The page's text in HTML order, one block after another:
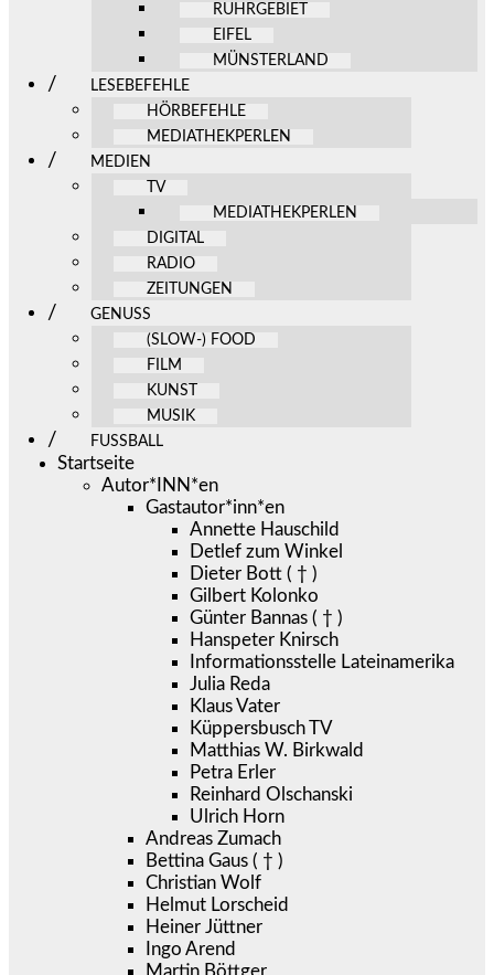
RUHRGEBIET
EIFEL
MÜNSTERLAND
LESEBEFEHLE
HÖRBEFEHLE
MEDIATHEKPERLEN
MEDIEN
TV
MEDIATHEKPERLEN
DIGITAL
RADIO
ZEITUNGEN
GENUSS
(SLOW-) FOOD
FILM
KUNST
MUSIK
FUSSBALL
Startseite
Autor*INN*en
Gastautor*inn*en
Annette Hauschild
Detlef zum Winkel
Dieter Bott ( † )
Gilbert Kolonko
Günter Bannas ( † )
Hanspeter Knirsch
Informationsstelle Lateinamerika
Julia Reda
Klaus Vater
Küppersbusch TV
Matthias W. Birkwald
Petra Erler
Reinhard Olschanski
Ulrich Horn
Andreas Zumach
Bettina Gaus ( † )
Christian Wolf
Helmut Lorscheid
Heiner Jüttner
Ingo Arend
Martin Böttger